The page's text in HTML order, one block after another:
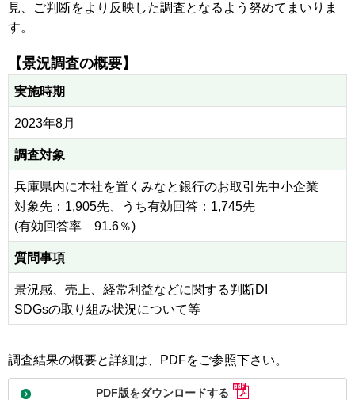
見、ご判断をより反映した調査となるよう努めてまいりま
す。
【景況調査の概要】
実施時期
2023年8月
調査対象
兵庫県内に本社を置くみなと銀行のお取引先中小企業
対象先：1,905先、うち有効回答：1,745先
(有効回答率 91.6％)
質問事項
景況感、売上、経常利益などに関する判断DI
SDGsの取り組み状況について等
調査結果の概要と詳細は、PDFをご参照下さい。
PDF版をダウンロードする